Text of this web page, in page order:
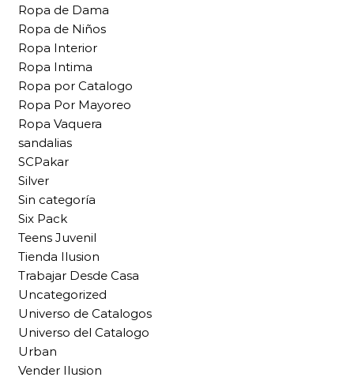
Ropa de Dama
Ropa de Niños
Ropa Interior
Ropa Intima
Ropa por Catalogo
Ropa Por Mayoreo
Ropa Vaquera
sandalias
SCPakar
Silver
Sin categoría
Six Pack
Teens Juvenil
Tienda Ilusion
Trabajar Desde Casa
Uncategorized
Universo de Catalogos
Universo del Catalogo
Urban
Vender Ilusion